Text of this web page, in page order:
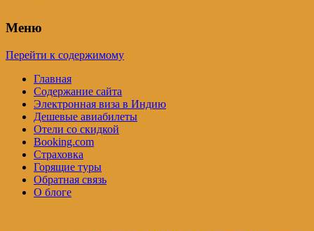
Меню
Перейти к содержимому
Главная
Содержание сайта
Электронная виза в Индию
Дешевые авиабилеты
Отели со скидкой
Booking.com
Страховка
Горящие туры
Обратная связь
О блоге